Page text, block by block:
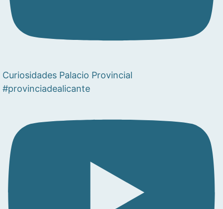
Curiosidades Palacio Provincial
#provinciadealicante